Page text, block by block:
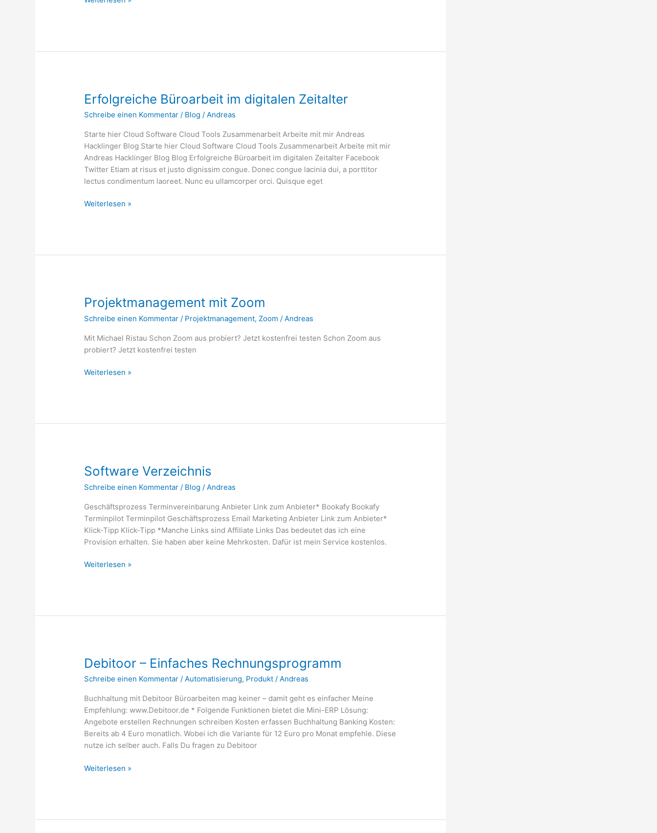
Erfolgreiche Büroarbeit im digitalen Zeitalter
Schreibe einen Kommentar / Blog / Andreas
Starte hier Cloud Software Cloud Tools Zusammenarbeit Arbeite mit mir Andreas
Hacklinger Blog Starte hier Cloud Software Cloud Tools Zusammenarbeit Arbeite mit mir
Andreas Hacklinger Blog Blog Erfolgreiche Büroarbeit im digitalen Zeitalter Facebook
Twitter Etiam at risus et justo dignissim congue. Donec congue lacinia dui, a porttitor
lectus condimentum laoreet. Nunc eu ullamcorper orci. Quisque eget
Erfolgreiche
Weiterlesen »
Projektmanagement mit Zoom
Schreibe einen Kommentar / Projektmanagement,Zoom / Andreas
Mit Michael Ristau Schon Zoom aus probiert? Jetzt kostenfrei testen Schon Zoom aus
probiert? Jetzt kostenfrei testen
Projektmanagement
Weiterlesen »
Software Verzeichnis
Schreibe einen Kommentar / Blog / Andreas
Geschäftsprozess Terminvereinbarung Anbieter Link zum Anbieter* Bookafy Bookafy
Terminpilot Terminpilot Geschäftsprozess Email Marketing Anbieter Link zum Anbieter*
Klick-Tipp Klick-Tipp *Manche Links sind Affiliate Links Das bedeutet das ich eine
Provision erhalten. Sie haben aber keine Mehrkosten. Dafür ist mein Service kostenlos.
Software
Weiterlesen »
Debitoor – Einfaches Rechnungsprogramm
Schreibe einen Kommentar /Automatisierung, Produkt /Andreas
Buchhaltung mit Debitoor Büroarbeiten mag keiner – damit geht es einfacher Meine
Empfehlung: www.Debitoor.de * Folgende Funktionen bietet die Mini-ERP Lösung:
Angebote erstellen Rechnungen schreiben Kosten erfassen Buchhaltung Banking Kosten:
Bereits ab 4 Euro monatlich. Wobei ich die Variante für 12 Euro pro Monat empfehle. Diese
nutze ich selber auch. Falls Du fragen zu Debitoor
Debitoor
Weiterlesen »